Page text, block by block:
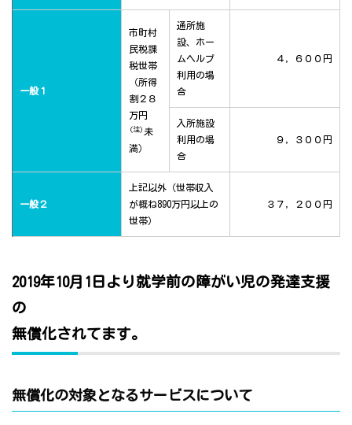
一般１
市町村
民税課
税世帯
（所得
割２８
万円
(注) 未
満）
通所施
設、ホー
ムヘルプ
利用の場
合
４，６００円
入所施設
利用の場
合
９，３００円
一般２
上記以外（世帯収入
が概ね890万円以上の
世帯）
３７，２００円
2019年10月1日より就学前の障がい児の発達支援
の
無償化されてます。
無償化の対象となるサービスについて